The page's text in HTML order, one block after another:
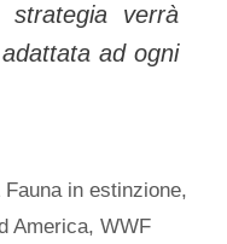
strategia verrà
ad ogni
Fauna in estinzione,
America, WWF